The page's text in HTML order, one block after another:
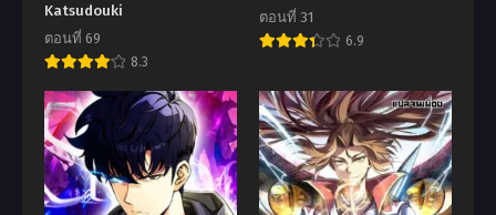
Katsudouki
ตอนที่ 69
8.3
ตอนที่ 31
6.9